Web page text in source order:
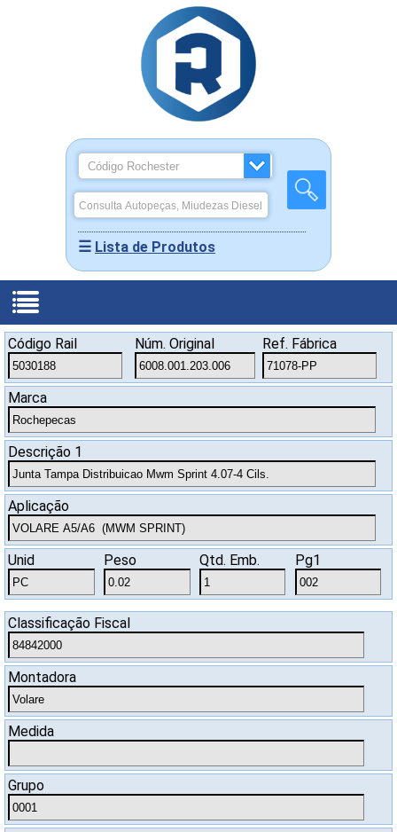
☰ Lista de Produtos
Home
Quem
Produtos
-
Miudezas
SAC
Código Rail Núm. Original Ref. Fábrica
Marca
Descrição 1
Aplicação
Unid Peso Qtd. Emb. Pg1
Classificação Fiscal
Montadora
Medida
Grupo